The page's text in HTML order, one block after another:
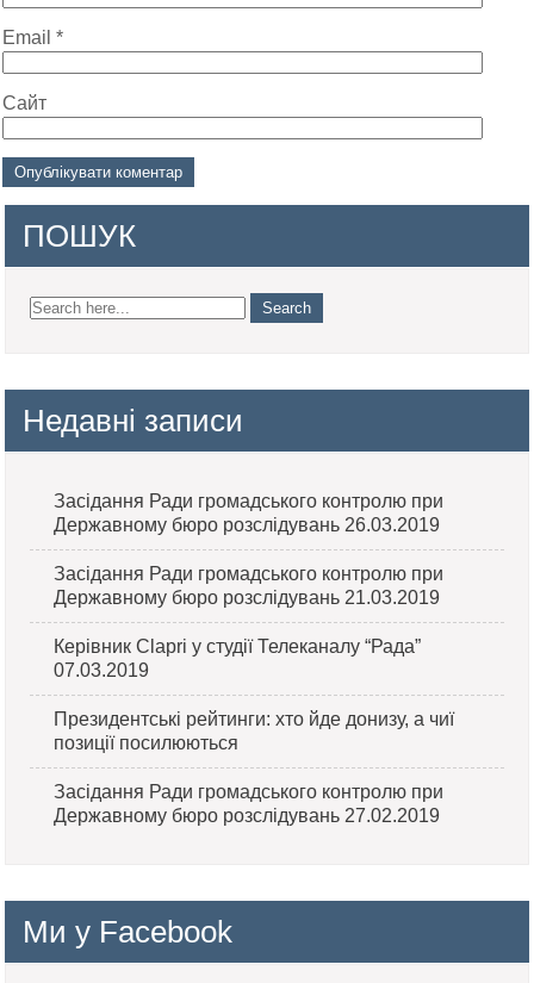
Email*
Сайт
ПОШУК
Недавні записи
Засідання Ради громадського контролю при
Державному бюро розслідувань 26.03.2019
Засідання Ради громадського контролю при
Державному бюро розслідувань 21.03.2019
Керівник Clapri у студії Телеканалу “Рада”
07.03.2019
Президентські рейтинги: хто йде донизу, а чиї
позиції посилюються
Засідання Ради громадського контролю при
Державному бюро розслідувань 27.02.2019
Ми у Facebook